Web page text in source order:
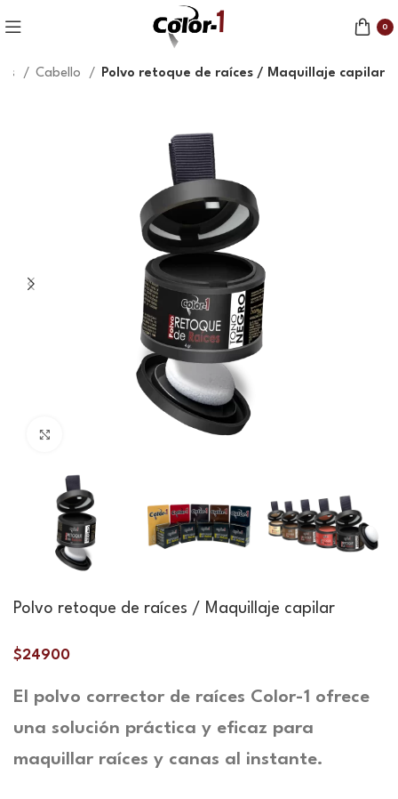
0
Cabello Polvo retoque de raíces / Maquillaje capilar
Haga clic para ampliar
Polvo retoque de raíces / Maquillaje capilar
$24900
El polvo corrector de raíces Color-1 ofrece
una solución práctica y eficaz para
maquillar raíces y canas al instante.